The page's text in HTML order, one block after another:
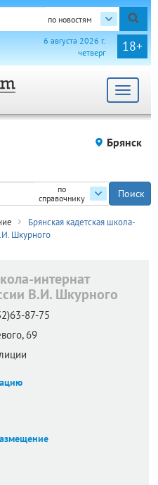
по новостям
18+
6 августа 2026 г.
четверг
Toggle
Брянск
по
справочнику
Брянская кадетская школа-
Шкурного
интернат
В.И. Шкурного
75
69